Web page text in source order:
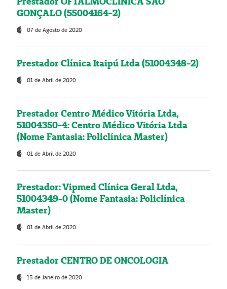
GONÇALO (55004164-2)
07 de Agosto de 2020
Prestador Clínica Itaipú Ltda (51004348-2)
01 de Abril de 2020
Prestador Centro Médico Vitória Ltda,
51004350-4: Centro Médico Vitória Ltda
(Nome Fantasia: Policlínica Master)
01 de Abril de 2020
Prestador: Vipmed Clínica Geral Ltda,
51004349-0 (Nome Fantasia: Policlínica
Master)
01 de Abril de 2020
Prestador CENTRO DE ONCOLOGIA
15 de Janeiro de 2020